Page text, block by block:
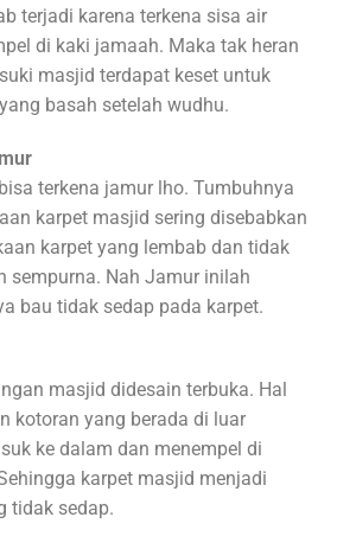
terjadi karena terkena sisa air
di kaki jamaah. Maka tak heran
masjid terdapat keset untuk
basah setelah wudhu.
terkena jamur lho. Tumbuhnya
karpet masjid sering disebabkan
karpet yang lembab dan tidak
sempurna. Nah Jamur inilah
bau tidak sedap pada karpet.
masjid didesain terbuka. Hal
kotoran yang berada di luar
ke dalam dan menempel di
karpet masjid menjadi
tidak sedap.